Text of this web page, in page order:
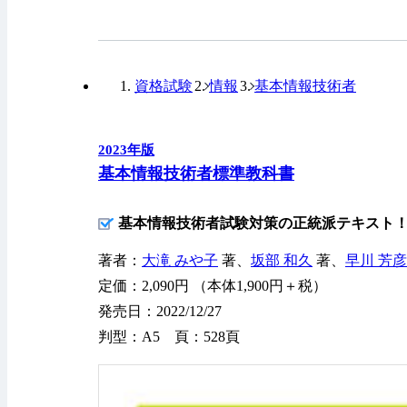
2023年版
基本情報技術者標準教科書
資格試験 情報 基本情報技術者
基本情報技術者試験対策の正統派テキスト
著者： 大滝 みや子 著、 坂部 和久 著、 早川 芳彦
定価：2,090円 （本体1,900円＋税）
発売日：2022/12/27
判型：A5 頁：528頁